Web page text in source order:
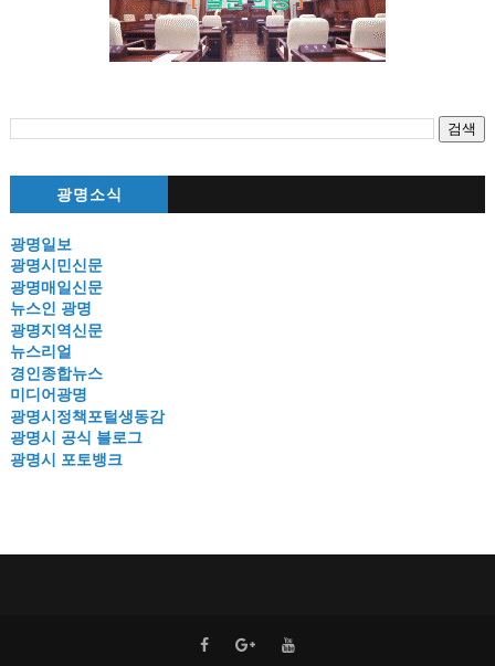
광명소식
광명일보
광명시민신문
광명매일신문
뉴스인 광명
광명지역신문
뉴스리얼
경인종합뉴스
미디어광명
광명시정책포털생동감
광명시 공식 블로그
광명시 포토뱅크